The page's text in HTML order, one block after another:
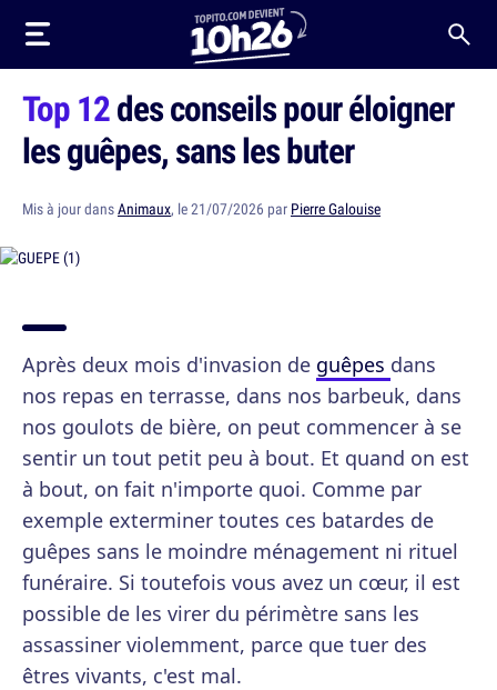
Top 12des conseils pour éloigner
les guêpes, sans les buter
Mis à jour dansAnimaux, le 21/07/2026 par Pierre Galouise
Après deux mois d'invasion de guêpes dans
nos repas en terrasse, dans nos barbeuk, dans
nos goulots de bière, on peut commencer à se
sentir un tout petit peu à bout. Et quand on est
à bout, on fait n'importe quoi. Comme par
exemple exterminer toutes ces batardes de
guêpes sans le moindre ménagement ni rituel
funéraire. Si toutefois vous avez un cœur, il est
possible de les virer du périmètre sans les
assassiner violemment, parce que tuer des
êtres vivants, c'est mal.